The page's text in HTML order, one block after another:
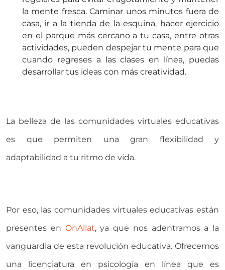
la mente fresca. Caminar unos minutos fuera de
casa, ir a la tienda de la esquina, hacer ejercicio
en el parque más cercano a tu casa, entre otras
actividades, pueden despejar tu mente para que
cuando regreses a las clases en línea, puedas
desarrollar tus ideas con más creatividad.
La belleza de las comunidades virtuales educativas
es que permiten una gran flexibilidad y
adaptabilidad a tu ritmo de vida.
Por eso, las comunidades virtuales educativas están
presentes en OnAliat, ya que nos adentramos a la
vanguardia de esta revolución educativa. Ofrecemos
una licenciatura en psicología en línea que es